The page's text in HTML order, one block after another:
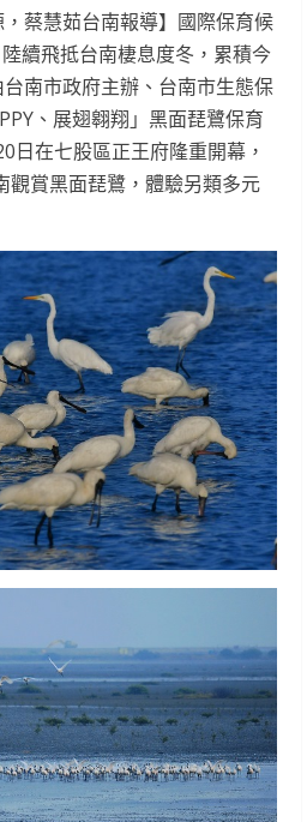
蔡慧茹台南報導】國際保育候
續飛抵台南棲息度冬，累積今
南市政府主辦、台南市生態保
、展翅翱翔」黑面琵鷺保育
日在七股區正王府隆重開幕，
觀賞黑面琵鷺，體驗另類多元